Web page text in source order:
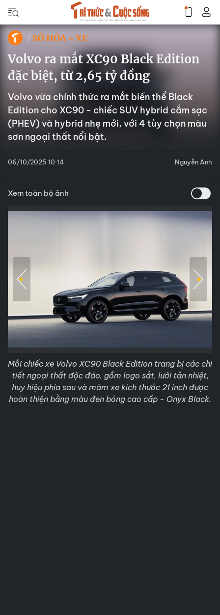
SỐ HÓA - XE
Volvo ra mắt XC90 Black Edition
đặc biệt, từ 2,65 tỷ đồng
Volvo vừa chính thức ra mắt biến thể Black
Edition cho XC90 - chiếc SUV hybrid cắm sạc
(PHEV) và hybrid nhẹ mới, với 4 tùy chọn màu
sơn ngoại thất nổi bật.
06/10/2025 10:14 Nguyễn Anh
Xem toàn bộ ảnh
Mỗi chiếc xe Volvo XC90 Black Edition trang bị các chi
tiết ngoại thất độc đáo, gồm logo sắt, lưới tản nhiệt,
huy hiệu phía sau và mâm xe kích thước 21 inch được
hoàn thiện bằng màu đen bóng cao cấp - Onyx Black.